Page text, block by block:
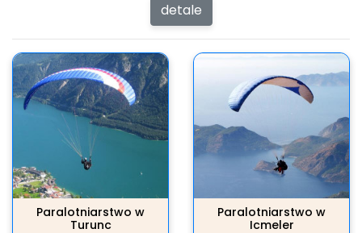
detale
Paralotniarstwo w
Turunc
Paralotniarstwo w
Icmeler